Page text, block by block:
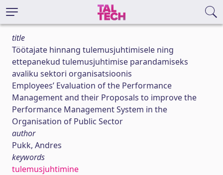
title
Töötajate hinnang tulemusjuhtimisele ning
ettepanekud tulemusjuhtimise parandamiseks
avaliku sektori organisatsioonis
Employees’ Evaluation of the Performance
Management and their Proposals to improve the
Performance Management System in the
Organisation of Public Sector
author
Pukk, Andres
keywords
tulemusjuhtimine